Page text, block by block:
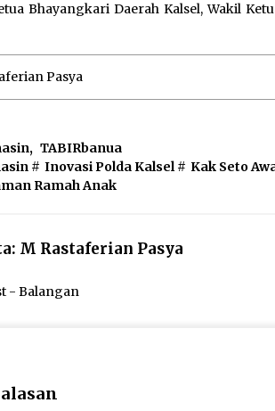
Bhayangkari Daerah Kalsel, Wakil
Pasya
, TABIRbanua
# Inovasi Polda Kalsel # Kak Seto
Ramah Anak
M Rastaferian Pasya
- Balangan